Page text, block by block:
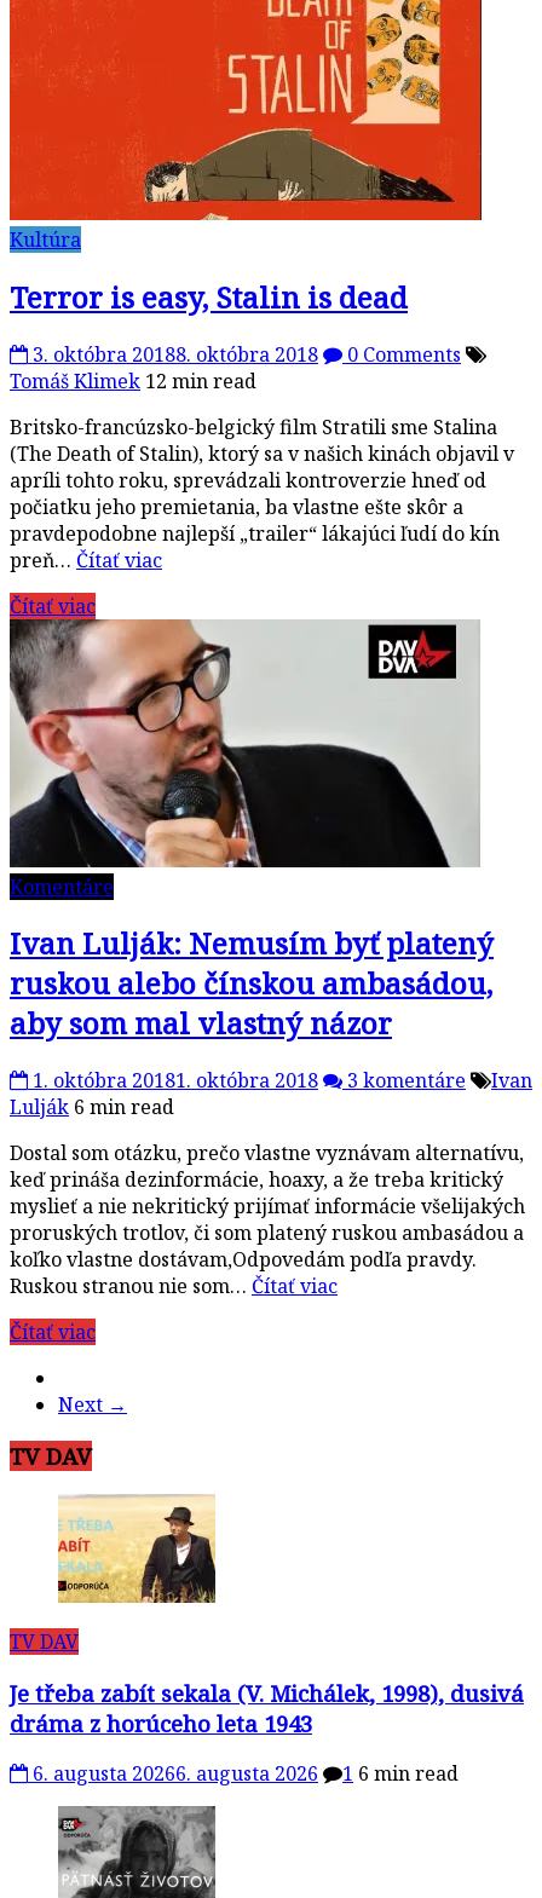
Kultúra
Terror is easy, Stalin is dead
3. októbra 20188. októbra 2018
0 Comments
Tomáš Klimek 12 min read
Britsko-francúzsko-belgický film Stratili sme Stalina
(The Death of Stalin), ktorý sa v našich kinách objavil v
apríli tohto roku, sprevádzali kontroverzie hneď od
počiatku jeho premietania, ba vlastne ešte skôr a
pravdepodobne najlepší „trailer“ lákajúci ľudí do kín
preň… Čítať viac
Čítať viac
Komentáre
Ivan Lulják: Nemusím byť platený
ruskou alebo čínskou ambasádou,
aby som mal vlastný názor
1. októbra 20181. októbra 2018 3 komentáre
Ivan
Lulják 6 min read
Dostal som otázku, prečo vlastne vyznávam alternatívu,
keď prináša dezinformácie, hoaxy, a že treba kritický
myslieť a nie nekritický prijímať informácie všelijakých
proruských trotlov, či som platený ruskou ambasádou a
koľko vlastne dostávam,Odpovedám podľa pravdy.
Ruskou stranou nie som… Čítať viac
Čítať viac
Next →
TV DAV
TV DAV
Je třeba zabít sekala (V. Michálek, 1998), dusivá
dráma z horúceho leta 1943
6. augusta 20266. augusta 2026 1 6 min read